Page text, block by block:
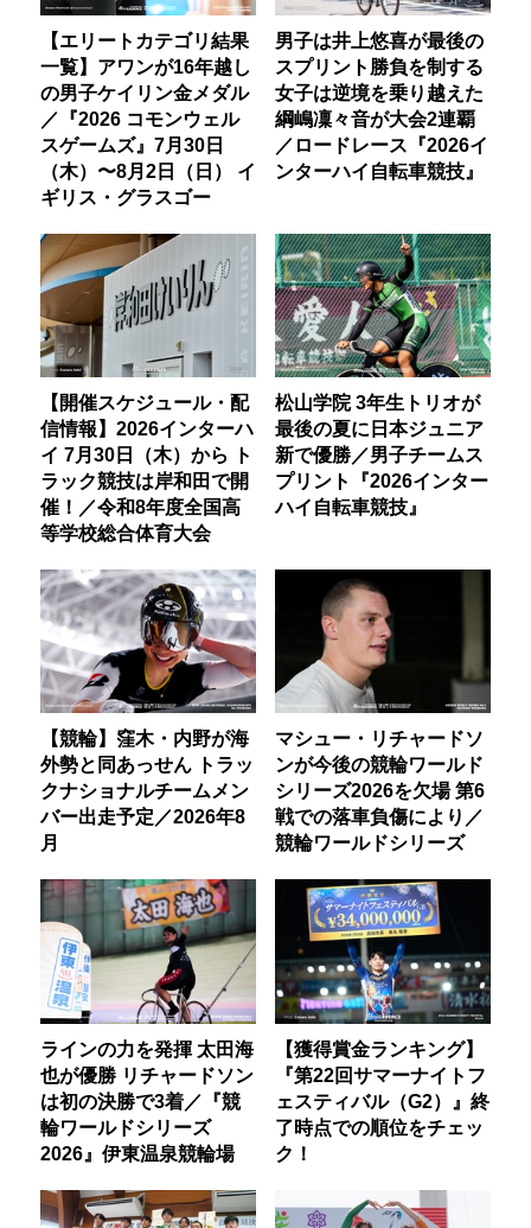
【エリートカテゴリ結果
一覧】アワンが16年越し
の男子ケイリン金メダル
／『2026 コモンウェル
スゲームズ』7月30日
（木）〜8月2日（日） イ
ギリス・グラスゴー
男子は井上悠喜が最後の
スプリント勝負を制する
女子は逆境を乗り越えた
綱嶋凜々音が大会2連覇
／ロードレース『2026イ
ンターハイ自転車競技』
【開催スケジュール・配
信情報】2026インターハ
イ 7月30日（木）から ト
ラック競技は岸和田で開
催！／令和8年度全国高
等学校総合体育大会
松山学院 3年生トリオが
最後の夏に日本ジュニア
新で優勝／男子チームス
プリント『2026インター
ハイ自転車競技』
【競輪】窪木・内野が海
外勢と同あっせん トラッ
クナショナルチームメン
バー出走予定／2026年8
月
マシュー・リチャードソ
ンが今後の競輪ワールド
シリーズ2026を欠場 第6
戦での落車負傷により／
競輪ワールドシリーズ
ラインの力を発揮 太田海
也が優勝 リチャードソン
は初の決勝で3着／『競
輪ワールドシリーズ
2026』伊東温泉競輪場
【獲得賞金ランキング】
『第22回サマーナイトフ
ェスティバル（G2）』終
了時点での順位をチェッ
ク！